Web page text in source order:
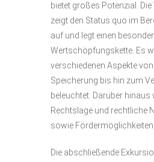
bietet großes Potenzial.
zeigt den Status quo im
auf und legt einen
Wertschöpfungskette. Es
verschiedenen Aspekte
Speicherung bis hin zum
beleuchtet. Darüber hinaus
Rechtslage und rechtliche
sowie Fördermöglichkeiten
Die abschließende